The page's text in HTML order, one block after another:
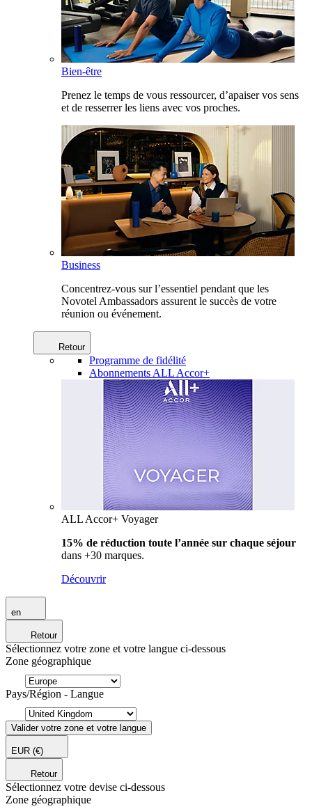
Bien-être
Prenez le temps de vous ressourcer, d’apaiser vos sens
et de resserrer les liens avec vos proches.
Business
Concentrez-vous sur l’essentiel pendant que les
Novotel Ambassadors assurent le succès de votre
réunion ou événement.
Retour
Programme de fidélité
Abonnements ALL Accor+
ALL Accor+ Voyager
15% de réduction toute l’année sur chaque séjour
dans +30 marques.
Découvrir
en
Retour
Sélectionnez votre zone et votre langue ci-dessous
Zone géographique
Pays/Région - Langue
Valider votre zone et votre langue
EUR (€)
Retour
Sélectionnez votre devise ci-dessous
Zone géographique